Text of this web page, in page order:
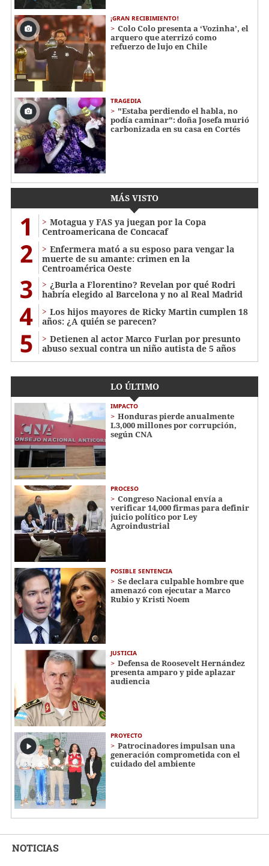
¡GRAN RECIBIMIENTO!
Colo Colo presenta a ‘Vozinha’, el
arquero que aterrizó como
refuerzo de lujo en Chile
TRAGEDIA
"Estaba perdiendo el habla, no
podía caminar": doña Josefa murió
carbonizada en su casa en Cortés
MÁS VISTO
1
Motagua y FAS ya juegan por la Copa
Centroamericana de Concacaf
2
Enfermera mató a su esposo para vengar la
muerte de su amante: crimen en la
Centroamérica Oeste
3
¿Burla a Florentino? Revelan por qué Rodri
habría elegido al Barcelona y no al Real Madrid
4
Los hijos mayores de Ricky Martin cumplen 18
años: ¿A quién se parecen?
5
Detienen al actor Marco Furlan por presunto
abuso sexual contra un niño autista de 5 años
LO ÚLTIMO
IMPACTO
Honduras pierde anualmente
L3,000 millones por corrupción,
según CNA
PROCESO
Congreso Nacional envía a
verificar 14,000 firmas para definir
juicio político por Ley
Agroindustrial
POSIBLE SENTENCIA
Se declara culpable hombre que
amenazó con ejecutar a Marco
Rubio y Kristi Noem
JUSTICIA
Defensa de Roosevelt Hernández
presenta amparo y pide aplazar
audiencia
PROYECTO
Patrocinadores impulsan una
generación comprometida con el
cuidado del ambiente
NOTICIAS